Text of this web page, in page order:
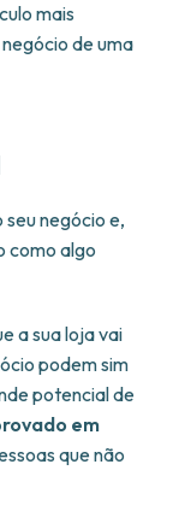
mais
de uma
negócio e,
como algo
a sua loja vai
podem sim
potencial de
em
que não